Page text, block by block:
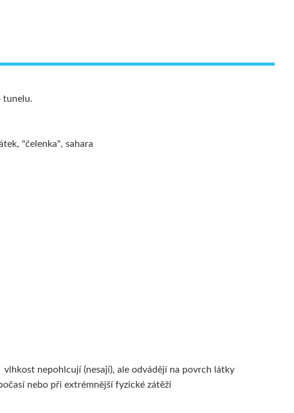
"čelenka", sahara
nepohlcují (nesají), ale odvádějí na povrch látky
nebo při extrémnější fyzické zátěži